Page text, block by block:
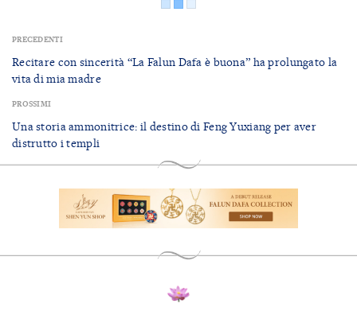
PRECEDENTI
Recitare con sincerità “La Falun Dafa è buona” ha prolungato la
vita di mia madre
PROSSIMI
Una storia ammonitrice: il destino di Feng Yuxiang per aver
distrutto i templi